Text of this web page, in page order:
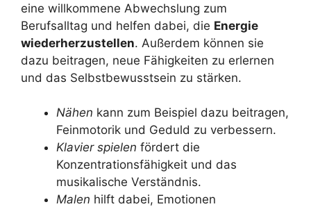
eine willkommene Abwechslung zum
Berufsalltag und helfen dabei, die Energie
wiederherzustellen. Außerdem können sie
dazu beitragen, neue Fähigkeiten zu erlernen
und das Selbstbewusstsein zu stärken.
Nähen kann zum Beispiel dazu beitragen,
Feinmotorik und Geduld zu verbessern.
Klavier spielen fördert die
Konzentrationsfähigkeit und das
musikalische Verständnis.
Malen hilft dabei, Emotionen